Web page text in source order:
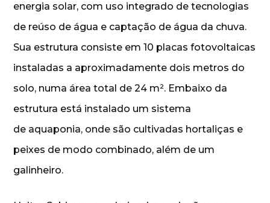
energia solar, com uso integrado de tecnologias
de reúso de água e captação de água da chuva.
Sua estrutura consiste em 10 placas fotovoltaicas
instaladas a aproximadamente dois metros do
solo, numa área total de 24 m². Embaixo da
estrutura está instalado um sistema
de aquaponia, onde são cultivadas hortaliças e
peixes de modo combinado, além de um
galinheiro.